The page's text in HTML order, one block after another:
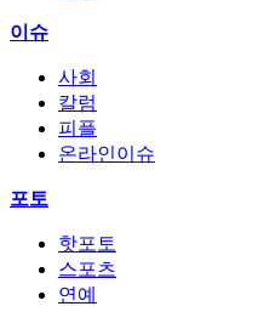
이슈
사회
칼럼
피플
온라인이슈
포토
핫포토
스포츠
연예